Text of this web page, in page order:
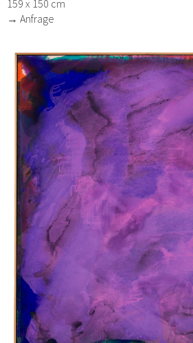
159 x 150 cm
→ Anfrage